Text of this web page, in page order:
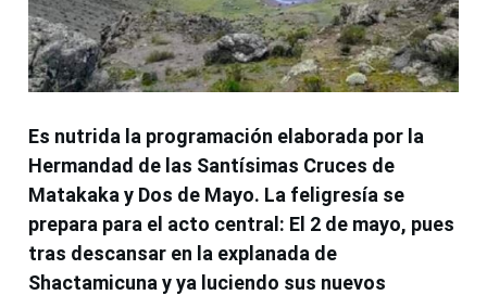
Es nutrida la programación elaborada por la
Hermandad de las Santísimas Cruces de
Matakaka y Dos de Mayo. La feligresía se
prepara para el acto central: El 2 de mayo, pues
tras descansar en la explanada de
Shactamicuna y ya luciendo sus nuevos